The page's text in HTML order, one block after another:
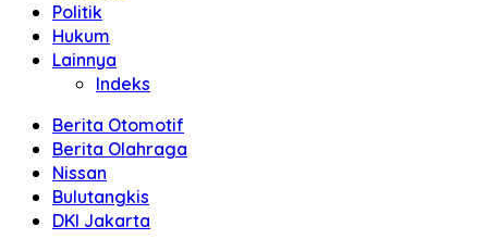
Politik
Hukum
Lainnya
Indeks
Berita Otomotif
Berita Olahraga
Nissan
Bulutangkis
DKI Jakarta